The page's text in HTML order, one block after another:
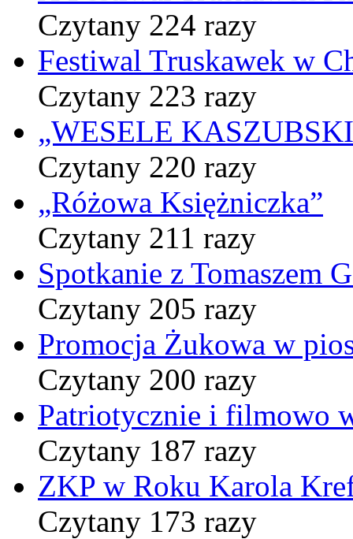
Czytany 224 razy
Festiwal Truskawek w
Czytany 223 razy
„WESELE
Czytany 220 razy
„Różowa Księżniczka”
Czytany 211 razy
Spotkanie z Tomaszem
Czytany 205 razy
Promocja Żukowa w
Czytany 200 razy
Patriotycznie i filmowo
Czytany 187 razy
ZKP w Roku Karola
Czytany 173 razy